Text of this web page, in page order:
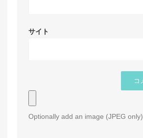
サイト
Optionally add an image (JPEG only)